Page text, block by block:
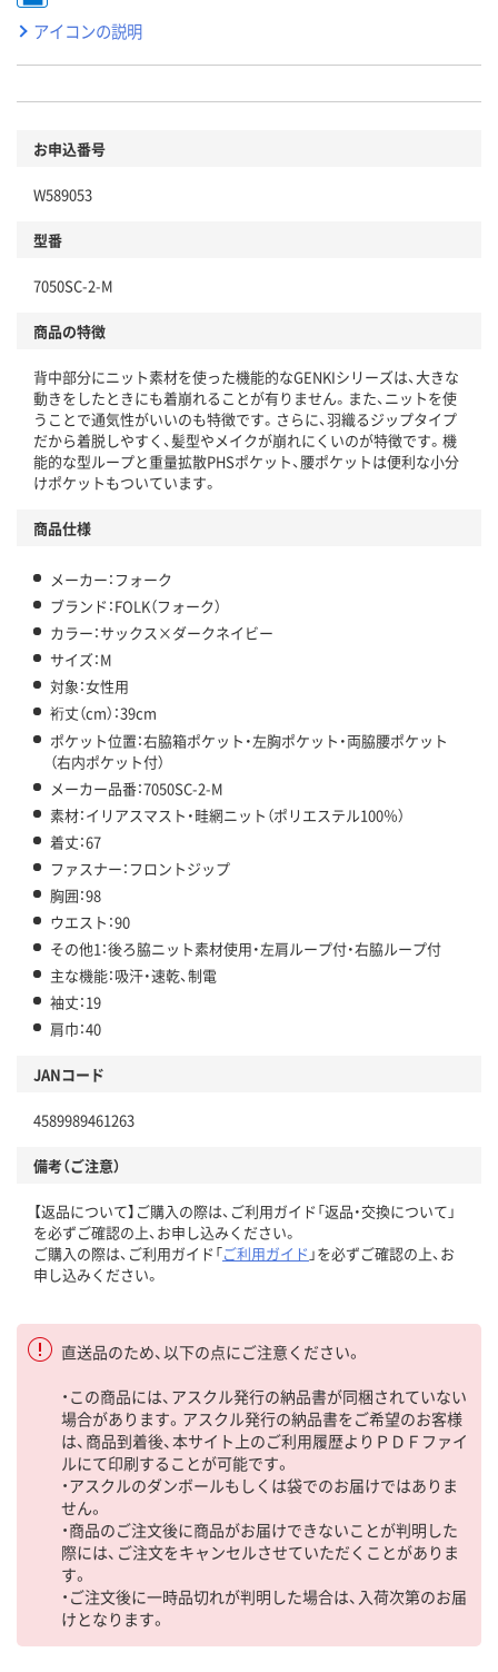
アイコンの説明
お申込番号
W589053
型番
7050SC-2-M
商品の特徴
背中部分にニット素材を使った機能的なGENKIシリーズは、大きな
動きをしたときにも着崩れることが有りません。また、ニットを使
うことで通気性がいいのも特徴です。さらに、羽織るジップタイプ
だから着脱しやすく、髪型やメイクが崩れにくいのが特徴です。機
能的な型ループと重量拡散PHSポケット、腰ポケットは便利な小分
けポケットもついています。
商品仕様
メーカー：フォーク
ブランド：FOLK（フォーク）
カラー：サックス×ダークネイビー
サイズ：M
対象：女性用
裄丈（cm）：39cm
ポケット位置：右脇箱ポケット・左胸ポケット・両脇腰ポケット
（右内ポケット付）
メーカー品番：7050SC-2-M
素材：イリアスマスト・畦網ニット（ポリエステル100％）
着丈：67
ファスナー：フロントジップ
胸囲：98
ウエスト：90
その他1：後ろ脇ニット素材使用・左肩ループ付・右脇ループ付
主な機能：吸汗・速乾、制電
袖丈：19
肩巾：40
JANコード
4589989461263
備考（ご注意）
【返品について】ご購入の際は、ご利用ガイド「返品・交換について」
を必ずご確認の上、お申し込みください。
ご購入の際は、ご利用ガイド「ご利用ガイド 」を必ずご確認の上、お
申し込みください。
直送品のため、以下の点にご注意ください。
・この商品には、アスクル発行の納品書が同梱されていない
場合があります。アスクル発行の納品書をご希望のお客様
は、商品到着後、本サイト上のご利用履歴よりＰＤＦファイ
ルにて印刷することが可能です。
・アスクルのダンボールもしくは袋でのお届けではありま
せん。
・商品のご注文後に商品がお届けできないことが判明した
際には、ご注文をキャンセルさせていただくことがありま
す。
・ご注文後に一時品切れが判明した場合は、入荷次第のお届
けとなります。